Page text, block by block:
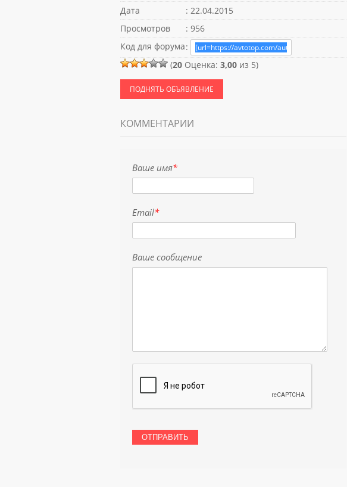
Дата
: 22.04.2015
Просмотров
: 956
Код для форума:
(20 Оценка: 3,00 из 5)
ПОДНЯТЬ ОБЪЯВЛЕНИЕ
КОММЕНТАРИИ
Ваше имя*
Email*
Ваше сообщение